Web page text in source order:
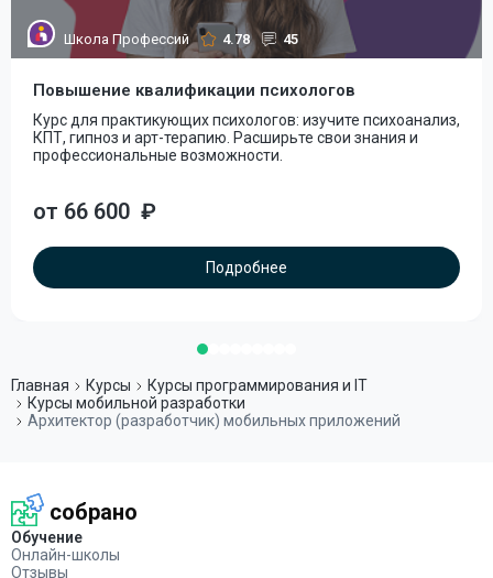
Школа Профессий 4.78 45
Повышение квалификации психологов
Курс для практикующих психологов: изучите психоанализ,
КПТ, гипноз и арт-терапию. Расширьте свои знания и
профессиональные возможности.
от 66 600 ₽
Подробнее
Главная Курсы
Курсы программирования и IT
Курсы мобильной разработки
Архитектор (разработчик) мобильных приложений
собрано
Обучение
Онлайн-школы
Отзывы